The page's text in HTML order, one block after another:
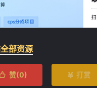
部资源
赞(0)  打赏